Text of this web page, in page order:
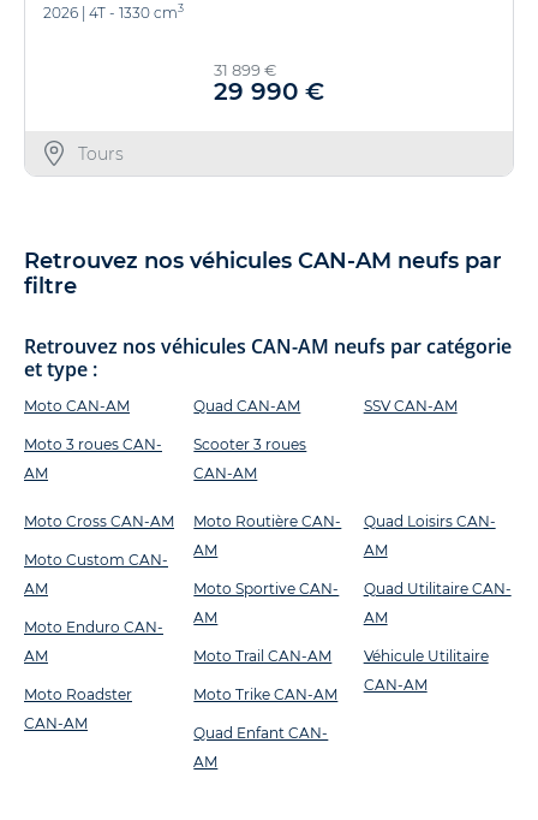
2026 | 4T - 1330 cm3
31 899 €
29 990 €
Tours
Retrouvez nos véhicules CAN-AM neufs par
filtre
Retrouvez nos véhicules CAN-AM neufs par catégorie
et type :
Moto CAN-AM
Moto 3 roues CAN-
AM
Quad CAN-AM
Scooter 3 roues
CAN-AM
SSV CAN-AM
Moto Cross CAN-AM
Moto Custom CAN-
AM
Moto Enduro CAN-
AM
Moto Roadster
CAN-AM
Moto Routière CAN-
AM
Moto Sportive CAN-
AM
Moto Trail CAN-AM
Moto Trike CAN-AM
Quad Enfant CAN-
AM
Quad Loisirs CAN-
AM
Quad Utilitaire CAN-
AM
Véhicule Utilitaire
CAN-AM